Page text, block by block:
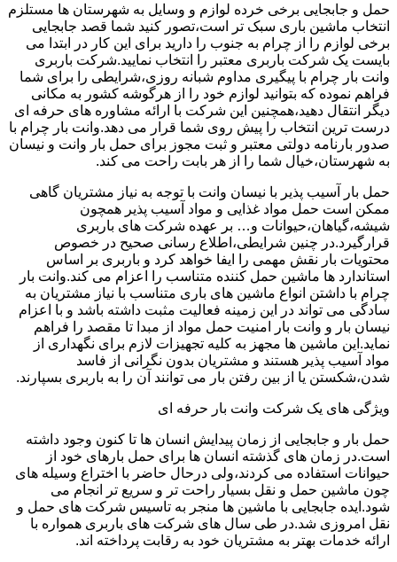
حمل و جابجایی برخی خرده لوازم و وسایل به شهرستان ها مستلزم
انتخاب ماشین باری سبک تر است،تصور کنید شما قصد جابجایی
برخی لوازم را از چرام به جنوب را دارید برای این کار در ابتدا می
بایست یک شرکت باربری معتبر را انتخاب نمایید.شرکت باربری
وانت بار چرام با پیگیری مداوم شبانه روزی،شرایطی را برای شما
فراهم نموده که بتوانید لوازم خود را از هرگوشه کشور به مکانی
دیگر انتقال دهید،همچنین این شرکت با ارائه مشاوره های حرفه ای
درست ترین انتخاب را پیش روی شما قرار می دهد.وانت بار چرام با
صدور بارنامه دولتی معتبر و ثبت مجوز برای حمل بار وانت و نیسان
به شهرستان،خیال شما را از هر بابت راحت می کند.
حمل بار آسیب پذیر با نیسان وانت با توجه به نیاز مشتریان گاهی
ممکن است حمل مواد غذایی و مواد آسیب پذیر همچون
شیشه،گیاهان،حیوانات و… بر عهده شرکت های باربری
قرارگیرد.در چنین شرایطی،اطلاع رسانی صحیح در خصوص
محتویات بار نقش مهمی را ایفا خواهد کرد و باربری بر اساس
استاندارد ها ماشین حمل کننده متناسب را اعزام می کند.وانت بار
چرام با داشتن انواع ماشین های باری متناسب با نیاز مشتریان به
سادگی می تواند در این زمینه فعالیت مثبت داشته باشد و با اعزام
نیسان بار و وانت بار امنیت حمل مواد از مبدا تا مقصد را فراهم
نماید.این ماشین ها مجهز به کلیه تجهیزات لازم برای نگهداری از
مواد آسیب پذیر هستند و مشتریان بدون نگرانی از فاسد
شدن،شکستن یا از بین رفتن بار می توانند آن را به باربری بسپارند.
ویژگی های یک شرکت وانت بار حرفه ای
حمل بار و جابجایی از زمان پیدایش انسان ها تا کنون وجود داشته
است.در زمان های گذشته انسان ها برای حمل بارهای خود از
حیوانات استفاده می کردند،ولی درحال حاضر با اختراع وسیله های
چون ماشین حمل و نقل بسیار راحت تر و سریع تر انجام می
شود.ایده جابجایی با ماشین ها منجر به تاسیس شرکت های حمل و
نقل امروزی شد.در طی سال های شرکت های باربری همواره با
ارائه خدمات بهتر به مشتریان خود به رقابت پرداخته اند.